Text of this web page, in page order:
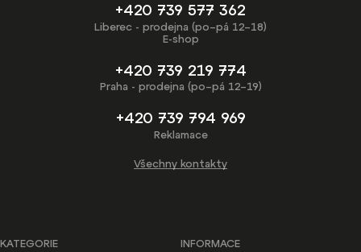
+420 739 577 362
Liberec - prodejna (po–pá 12–18)
E-shop
+420 739 219 774
Praha - prodejna (po–pá 12–19)
+420 739 794 969
Reklamace
Všechny kontakty
KATEGORIE INFORMACE